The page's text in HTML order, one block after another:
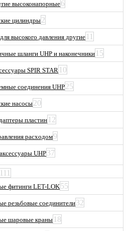
высоконапорные6
цилиндры2
высокого давления другие 11
шланги UHP и наконечники 15
SPIR STAR 10
соединения UHP25
насосы20
пластин 12
расходом9
UHP37
111
фитинги LET-LOK55
резьбовые соединители32
шаровые краны 18